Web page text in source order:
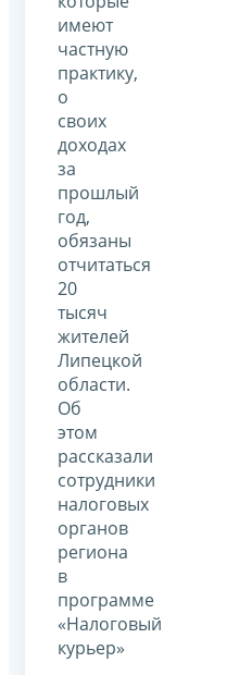
имеют
частную
практику,
о
своих
доходах
за
прошлый
год,
обязаны
отчитаться
20
тысяч
жителей
Липецкой
области.
Об
этом
рассказали
сотрудники
налоговых
органов
региона
в
программе
«Налоговый
курьер»